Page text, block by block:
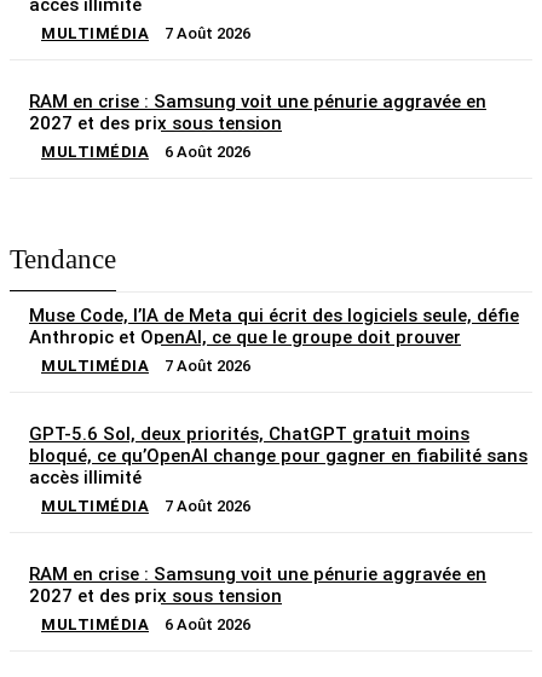
accès illimité
MULTIMÉDIA 7 Août 2026
RAM en crise : Samsung voit une pénurie aggravée en
2027 et des prix sous tension
MULTIMÉDIA 6 Août 2026
Tendance
Muse Code, l’IA de Meta qui écrit des logiciels seule, défie
Anthropic et OpenAI, ce que le groupe doit prouver
MULTIMÉDIA 7 Août 2026
GPT-5.6 Sol, deux priorités, ChatGPT gratuit moins
bloqué, ce qu’OpenAI change pour gagner en fiabilité sans
accès illimité
MULTIMÉDIA 7 Août 2026
RAM en crise : Samsung voit une pénurie aggravée en
2027 et des prix sous tension
MULTIMÉDIA 6 Août 2026